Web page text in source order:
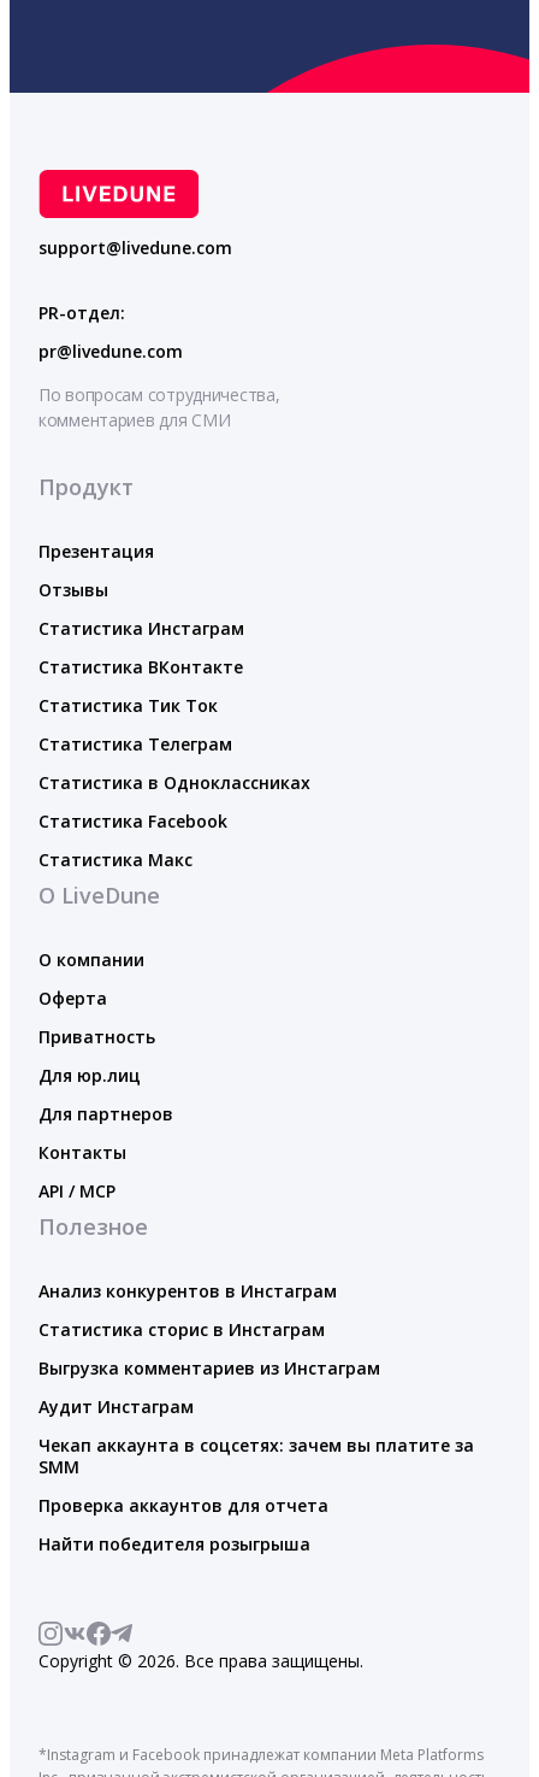
support@livedune.com
PR-отдел:
pr@livedune.com
По вопросам сотрудничества,
комментариев для СМИ
Продукт
Презентация
Отзывы
Статистика Инстаграм
Статистика ВКонтакте
Статистика Тик Ток
Статистика Телеграм
Статистика в Одноклассниках
Статистика Facebook
Статистика Макс
О LiveDune
О компании
Оферта
Приватность
Для юр.лиц
Для партнеров
Контакты
API / MCP
Полезное
Анализ конкурентов в Инстаграм
Статистика сторис в Инстаграм
Выгрузка комментариев из Инстаграм
Аудит Инстаграм
Чекап аккаунта в соцсетях: зачем вы платите за
SMM
Проверка аккаунтов для отчета
Найти победителя розыгрыша
Copyright © 2026. Все права защищены.
*Instagram и Facebook принадлежат компании Meta Platforms